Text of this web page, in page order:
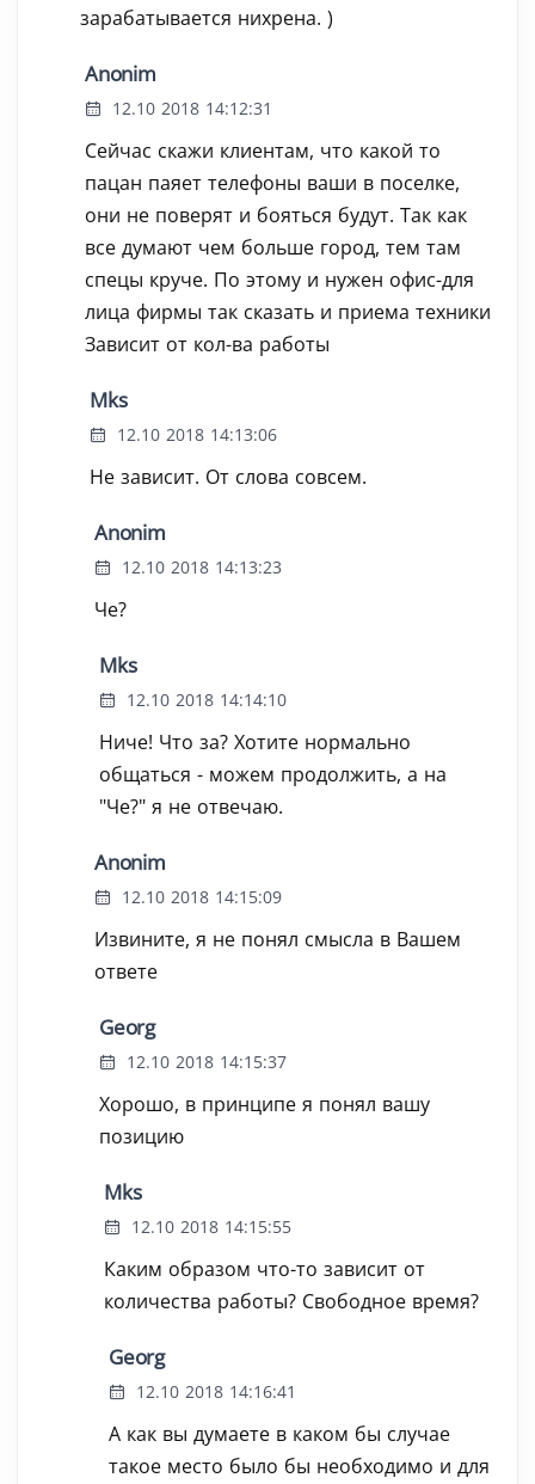
зарабатывается нихрена. )
Anonim
12.10 2018 14:12:31
Сейчас скажи клиентам, что какой то
пацан паяет телефоны ваши в поселке,
они не поверят и бояться будут. Так как
все думают чем больше город, тем там
спецы круче. По этому и нужен офис-для
лица фирмы так сказать и приема техники
Зависит от кол-ва работы
Mks
12.10 2018 14:13:06
Не зависит. От слова совсем.
Anonim
12.10 2018 14:13:23
Че?
Mks
12.10 2018 14:14:10
Ниче! Что за? Хотите нормально
общаться - можем продолжить, а на
"Че?" я не отвечаю.
Anonim
12.10 2018 14:15:09
Извините, я не понял смысла в Вашем
ответе
Georg
12.10 2018 14:15:37
Хорошо, в принципе я понял вашу
позицию
Mks
12.10 2018 14:15:55
Каким образом что-то зависит от
количества работы? Свободное время?
Georg
12.10 2018 14:16:41
А как вы думаете в каком бы случае
такое место было бы необходимо и для